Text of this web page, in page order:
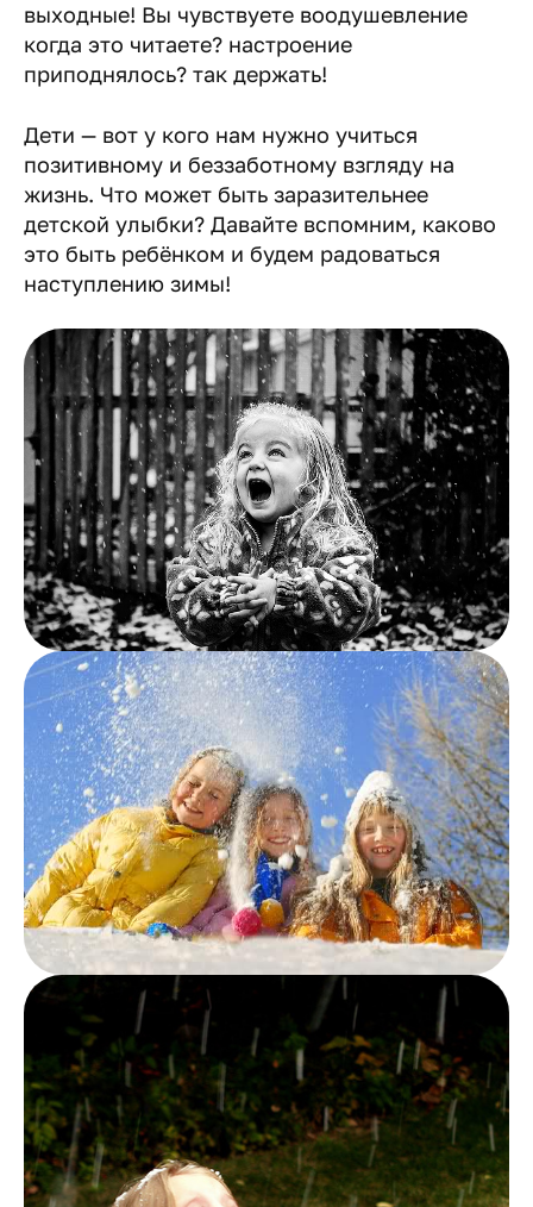
выходные! Вы чувствуете воодушевление
когда это читаете? настроение
приподнялось? так держать!
Дети — вот у кого нам нужно учиться
позитивному и беззаботному взгляду на
жизнь. Что может быть заразительнее
детской улыбки? Давайте вспомним, каково
это быть ребёнком и будем радоваться
наступлению зимы!